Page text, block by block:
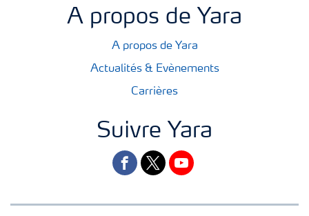
A propos de Yara
A propos de Yara
Actualités & Evènements
Carrières
Suivre Yara
facebooktwitteryoutube